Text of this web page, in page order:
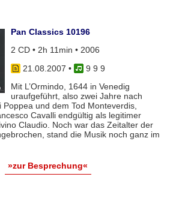
Pan Classics 10196
2 CD • 2h 11min • 2006
21.08.2007 •
9 9 9
Mit L’Ormindo, 1644 in Venedig
uraufgeführt, also zwei Jahre nach
Poppea und dem Tod Monteverdis,
Cavalli endgültig als legitimer
Claudio. Noch war das Zeitalter der
stand die Musik noch ganz im
»zur Besprechung«